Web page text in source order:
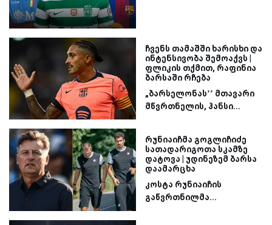
ჩვენს თამაშში ხარისხი და
ინტენსივობა შემოაქვს |
ფლიკის თქმით, რაფინია
ბარსაში რჩება
„ბარსელონას’’ მთავარი
მწვრთნელის, ჰანსი...
რუნიაიჩმა გოგლიჩიძე
სათადარიგოთა სკამზე
დატოვა | უდინეზემ ბარსა
დაამარცხა
კოსტა რუნიაიჩის
გაწვრთნილმა...